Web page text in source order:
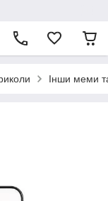
Інши меми